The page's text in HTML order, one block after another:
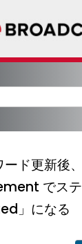
ード更新後
でス
」になる